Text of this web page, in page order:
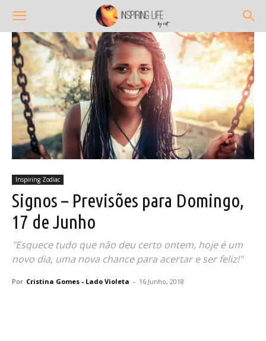
Inspiring Zodiac
Signos – Previsões para Domingo,
17 de Junho
"Esquece tudo que não deu certo ontem, hoje é um
novo dia, uma nova chance para acertar e ser feliz!"
Por Cristina Gomes - Lado Violeta - 16 Junho, 2018